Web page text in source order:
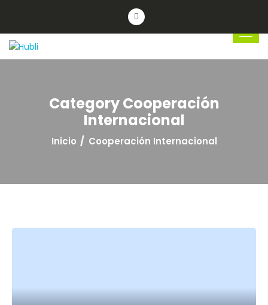
Category Cooperación
Internacional
Inicio Cooperación Internacional